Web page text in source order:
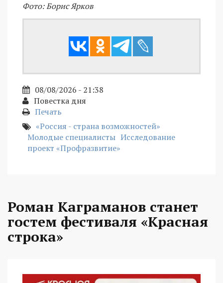
Фото: Борис Ярков
08/08/2026 - 21:38
Повестка дня
Печать
«Россия - страна возможностей»
Молодые специалисты Исследование
проект «Профразвитие»
Роман Каграманов станет
гостем фестиваля «Красная
строка»